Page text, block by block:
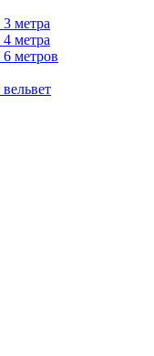
3 метра
4 метра
6 метров